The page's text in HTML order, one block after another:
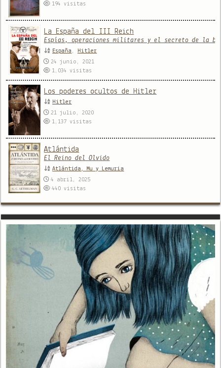
194visitas
La España del III Reich
Espías, operaciones militares y el secreto de la
España ,
Hitler
24 junio, 2021
1,034visitas
Los poderes ocultos de Hitler
Hitler
21 julio, 2020
1,137visitas
Atlántida
El Reino del Olvido
Atlántida, Mu y Lemuria
4 abril, 2025
440visitas